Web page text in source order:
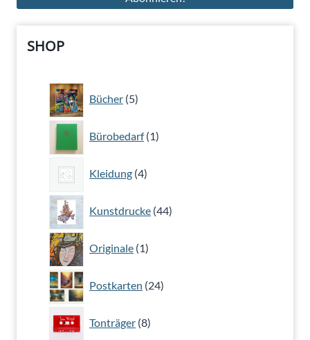
SHOP
Bücher 5
5
Produkte
Bürobedarf 1
1
Produkt
Kleidung 4
4
Produkte
Kunstdrucke 44
44
Produkte
Originale 1
1
Produkt
Postkarten 24
24
Produkte
Tonträger 8
8
Produkte